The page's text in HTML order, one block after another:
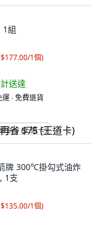
1組
$177.00/1個)
送達
∙ 免費退貨
$75 (王道卡)
牌 300℃掛勾式油炸
1支
$135.00/1個)